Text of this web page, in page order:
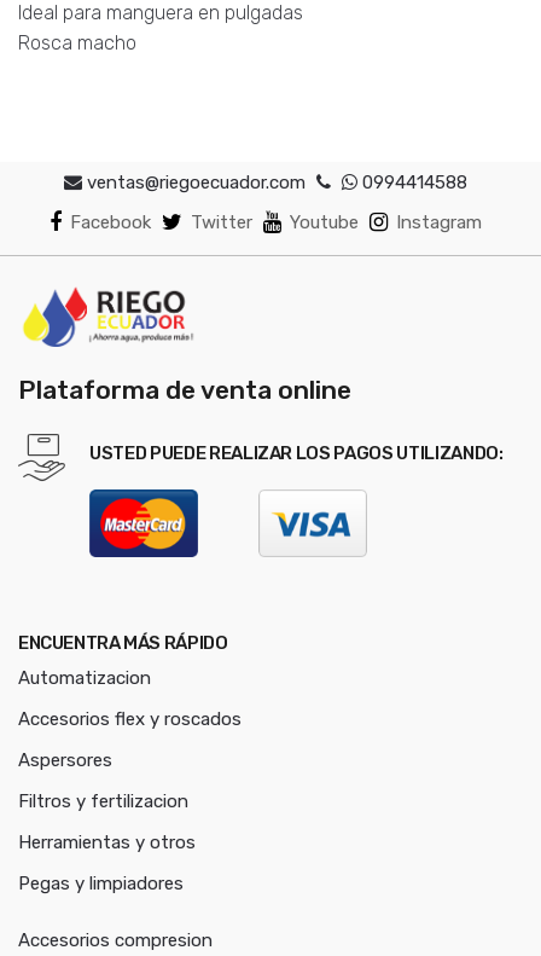
Ideal para manguera en pulgadas
Rosca macho
ventas@riegoecuador.com
0994414588
Facebook
Twitter Youtube Instagram
Plataforma de venta online
USTED PUEDE REALIZAR LOS PAGOS UTILIZANDO:
ENCUENTRA MÁS RÁPIDO
Automatizacion
Accesorios flex y roscados
Aspersores
Filtros y fertilizacion
Herramientas y otros
Pegas y limpiadores
Accesorios compresion